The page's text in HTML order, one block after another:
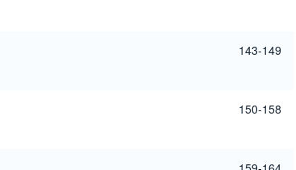
143-149
150-158